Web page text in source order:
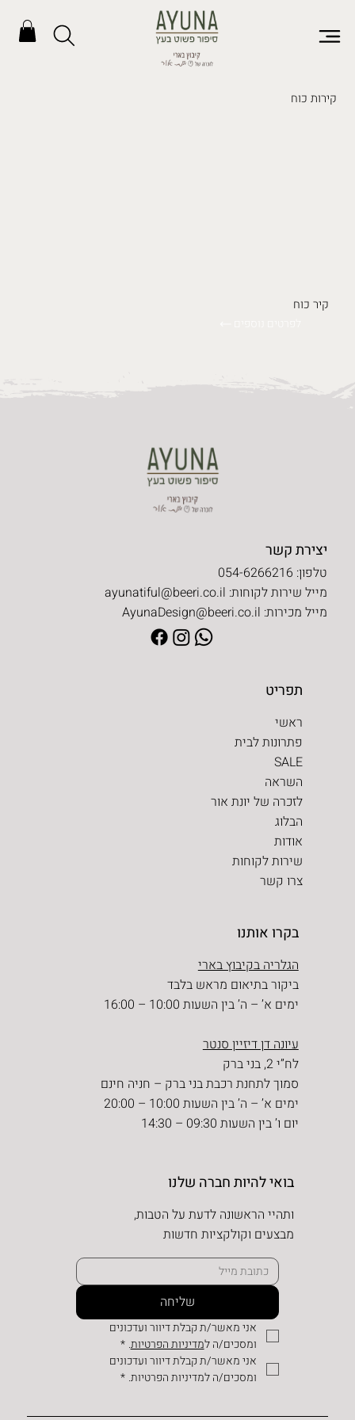
קירות כוח
קיר כוח
בקרו אותנו
הגלריה בקיבוץ בארי
ביקור בתיאום מראש בלבד
ימים א’ – ה’ בין השעות 10:00 – 16:00
עיונה דן דיזיין סנטר
לח”י 2, בני ברק
סמוך לתחנת רכבת בני ברק – חניה חינם
ימים א’ – ה’ בין השעות 10:00 – 20:00
יום ו’ בין השעות 09:30 – 14:30
תפריט
ראשי
פתרונות לבית
SALE
השראה
לזכרה של יונת אור
הבלוג
אודות
שירות לקוחות
צרו קשר
בואי להיות חברה שלנו
ותהיי הראשונה לדעת על הטבות,
מבצעים וקולקציות חדשות
שליחה
ומסכים/ה למדיניות הפרטיות.
*
ומסכים/ה למדיניות הפרטיות. *
יצירת קשר
טלפון: 054-6266216
מייל שירות לקוחות: ayunatiful@beeri.co.il
מייל מכירות: AyunaDesign@beeri.co.il